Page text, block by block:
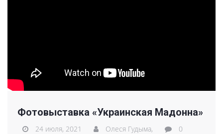
Фотовыставка «Украинская Мадонна»
24 июля, 2021 Олеся Гудыма,
0